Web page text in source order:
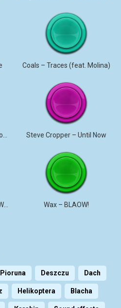
Coals – Traces (feat. Molina)
Steve Cropper – Until Now
Barely Alive & Ragga Twins – We Set It Wax – BLAOW!
Deszczu Dach
Helikoptera Blacha